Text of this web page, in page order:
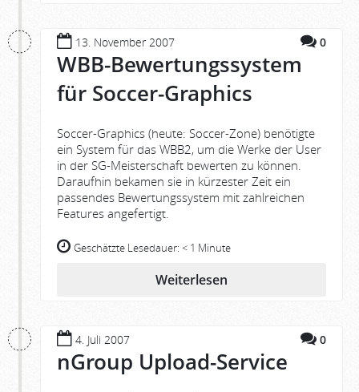
13. November 2007 0
WBB-Bewertungssystem
für Soccer-Graphics
Soccer-Graphics (heute: Soccer-Zone) benötigte
ein System für das WBB2, um die Werke der User
in der SG-Meisterschaft bewerten zu können.
Daraufhin bekamen sie in kürzester Zeit ein
passendes Bewertungssystem mit zahlreichen
Features angefertigt.
Geschätzte Lesedauer: < 1 Minute
Weiterlesen
4. Juli 2007 0
nGroup Upload-Service